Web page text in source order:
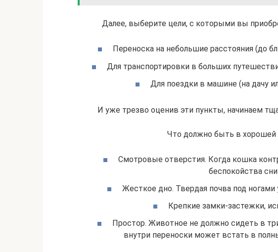
Далее, выберите цели, с которыми вы
Переноска на небольшие расстояния (до
Для транспортировки в больших
Для поездки в машине (на дачу
И уже трезво оценив эти пункты, начинаем
Что должно быть в хорошей
Смотровые отверстия. Когда кошка
беспокойства
Жесткое дно. Твердая почва под
Крепкие замки-застежки,
Простор. Животное не должно сидеть в
внутри переноски может встать в